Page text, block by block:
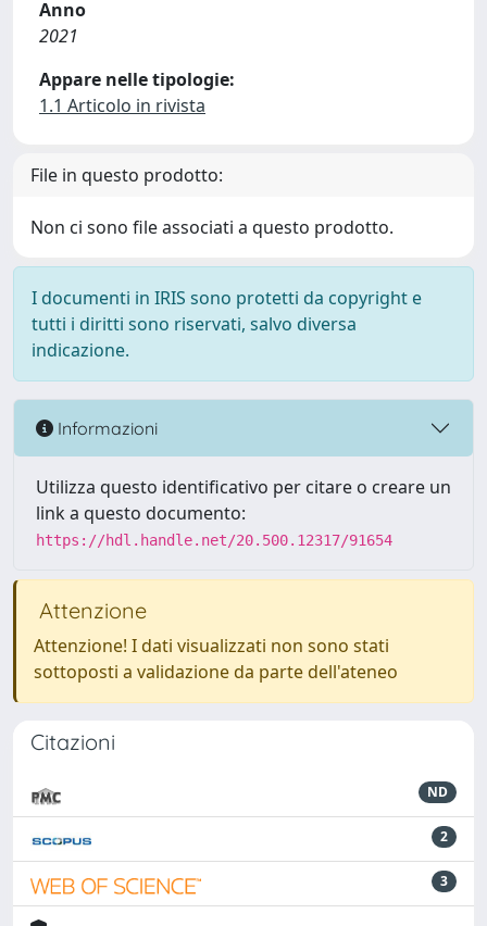
Anno
2021
Appare nelle tipologie:
1.1 Articolo in rivista
File in questo prodotto:
Non ci sono file associati a questo prodotto.
I documenti in IRIS sono protetti da copyright e
tutti i diritti sono riservati, salvo diversa
indicazione.
Informazioni
Utilizza questo identificativo per citare o creare un
link a questo documento:
https://hdl.handle.net/20.500.12317/91654
Attenzione
Attenzione! I dati visualizzati non sono stati
sottoposti a validazione da parte dell'ateneo
Citazioni
ND
2
3